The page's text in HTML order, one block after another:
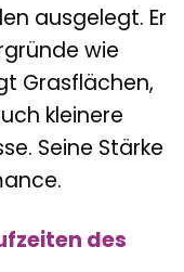
ausgelegt. Er
wie
Grasflächen,
kleinere
Seine Stärke
des